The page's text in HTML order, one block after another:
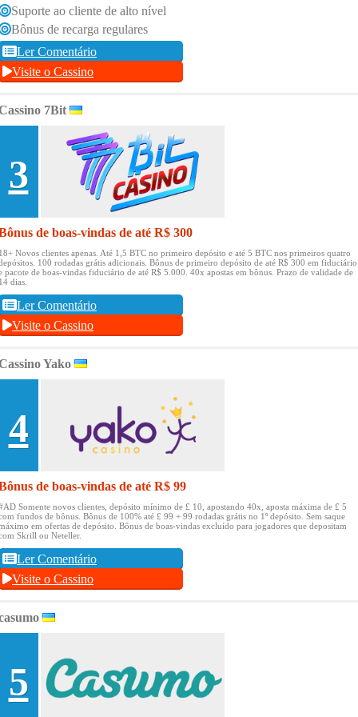
Suporte ao cliente de alto nível
Bônus de recarga regulares
Ler Comentário
Visite o Cassino
7Bit
3
de boas-vindas de até R$ 300
Novos clientes apenas. Até 1,5 BTC no primeiro depósito e até 5 BTC nos primeiros quatro
100 rodadas grátis adicionais. Bônus de primeiro depósito de até R$ 300 em fiduciário
pacote de boas-vindas fiduciário de até R$ 5.000. 40x apostas em bônus. Prazo de validade de
dias.
Ler Comentário
Visite o Cassino
Yako
4
de boas-vindas de até R$ 99
Somente novos clientes, depósito mínimo de £ 10, apostando 40x, aposta máxima de £ 5
fundos de bônus. Bônus de 100% até £ 99 + 99 rodadas grátis no 1º depósito. Sem saque
em ofertas de depósito. Bônus de boas-vindas excluído para jogadores que depositam
Skrill ou Neteller.
Ler Comentário
Visite o Cassino
5